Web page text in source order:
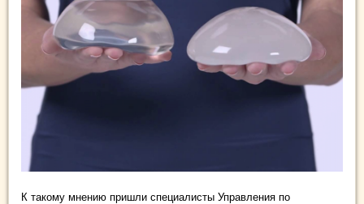
К такому мнению пришли специалисты Управления по